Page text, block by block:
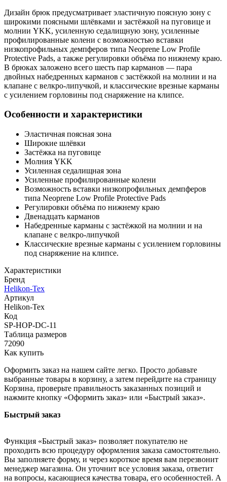
Дизайн брюк предусматривает эластичную поясную зону с
широкими поясными шлёвками и застёжкой на пуговице и
молнии YKK, усиленную седалищную зону, усиленные
профилированные колени с возможностью вставки
низкопрофильных демпферов типа Neoprene Low Profile
Protective Pads, а также регулировки объёма по нижнему краю.
В брюках заложено всего шесть пар карманов — пара
двойных набедренных карманов с застёжкой на молнии и на
клапане с велкро-липучкой, и классические врезные карманы
с усилением горловины под снаряжение на клипсе.
Особенности и характеристики
Эластичная поясная зона
Широкие шлёвки
Застёжка на пуговице
Молния YKK
Усиленная седалищная зона
Усиленные профилированные колени
Возможность вставки низкопрофильных демпферов
типа Neoprene Low Profile Protective Pads
Регулировки объёма по нижнему краю
Двенадцать карманов
Набедренные карманы с застёжкой на молнии и на
клапане с велкро-липучкой
Классические врезные карманы с усилением горловины
под снаряжение на клипсе.
Характеристики
Бренд
Helikon-Tex
Артикул
Helikon-Tex
Код
SP-HOP-DC-11
Таблица размеров
72090
Как купить
Оформить заказ на нашем сайте легко. Просто добавьте
выбранные товары в корзину, а затем перейдите на страницу
Корзина, проверьте правильность заказанных позиций и
нажмите кнопку «Оформить заказ» или «Быстрый заказ».
Быстрый заказ
Функция «Быстрый заказ» позволяет покупателю не
проходить всю процедуру оформления заказа самостоятельно.
Вы заполняете форму, и через короткое время вам перезвонит
менеджер магазина. Он уточнит все условия заказа, ответит
на вопросы, касающиеся качества товара, его особенностей. А